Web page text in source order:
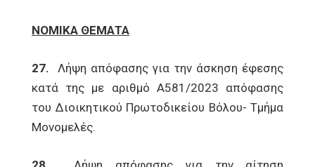
ΝΟΜΙΚΑ ΘΕΜΑΤΑ
27.
Λήψη απόφασης για την άσκηση έφεσης
κατά της με αριθμό Α581/2023 απόφασης
του Διοικητικού Πρωτοδικείου Βόλου- Τμήμα
Μονομελές.